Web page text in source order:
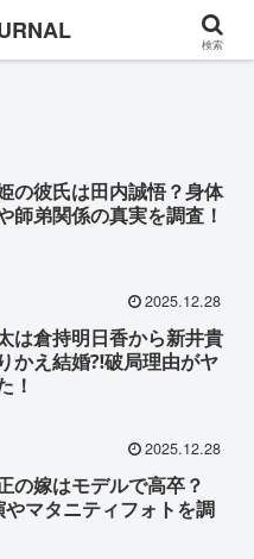
の彼氏は田内誠悟？身体
師弟関係の真実を調査！
2025.12.28
は倉持明日香から新井貴
かえ結婚⁈破局理由がヤ
！
2025.12.28
の嫁はモデルで高卒？
マタニティフォトを調
検索